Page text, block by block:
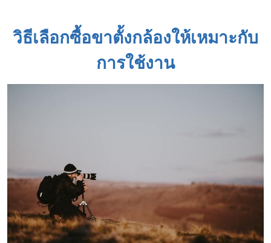
วิธีเลือกซื้อขาตั้งกล้องให้เหมาะกับ
การใช้งาน